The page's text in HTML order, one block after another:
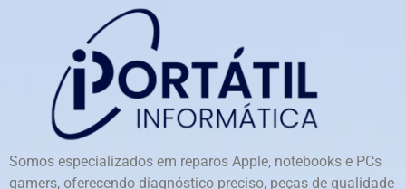
Somos especializados em reparos Apple, notebooks e PCs
gamers, oferecendo diagnóstico preciso, peças de qualidade